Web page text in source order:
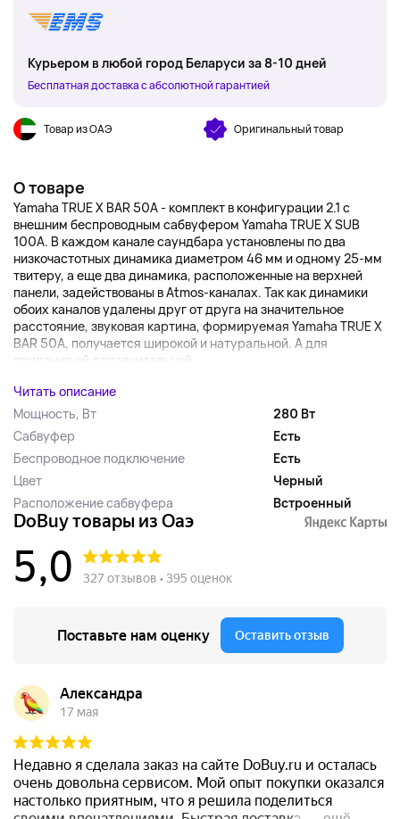
Курьером в любой город Беларуси за 8-10 дней
Бесплатная доставка с абсолютной гарантией
Товар из ОАЭ Оригинальный товар
О товаре
Yamaha TRUE X BAR 50A - комплект в конфигурации 2.1 с
внешним беспроводным сабвуфером Yamaha TRUE X SUB
100A. В каждом канале саундбара установлены по два
низкочастотных динамика диаметром 46 мм и одному 25-мм
твитеру, а еще два динамика, расположенные на верхней
панели, задействованы в Atmos-каналах. Так как динамики
обоих каналов удалены друг от друга на значительное
расстояние, звуковая картина, формируемая Yamaha TRUE X
BAR 50A, получается широкой и натуральной. А для
придания ей дополнительной...
Читать описание
Мощность, Вт
280 Вт
Сабвуфер
Есть
Беспроводное подключение
Есть
Цвет
Черный
Расположение сабвуфера
Встроенный